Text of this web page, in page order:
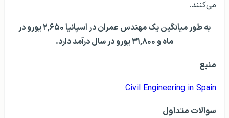
می‌کنند.
به طور میانگین یک مهندس عمران در اسپانیا ۲,۶۵۰ یورو در
ماه و ۳۱,۸۰۰ یورو در سال درآمد دارد.
منبع
Civil Engineering in Spain
سوالات متداول